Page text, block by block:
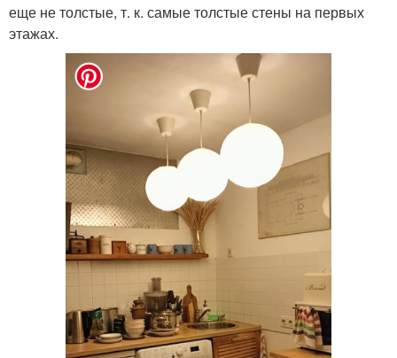
еще не толстые, т. к. самые толстые стены на первых
этажах.